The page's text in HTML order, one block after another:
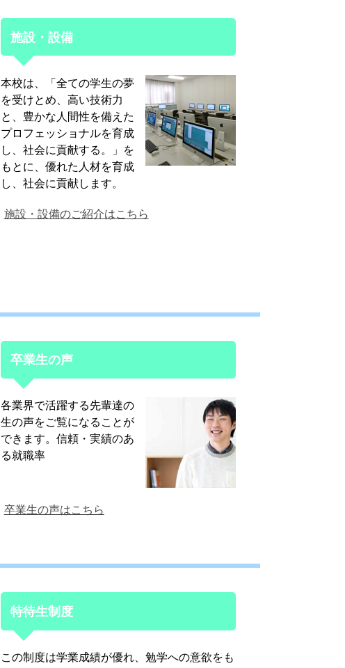
施設・設備
本校は、「全ての学生の夢
を受けとめ、高い技術力
と、豊かな人間性を備えた
プロフェッショナルを育成
し、社会に貢献する。」を
もとに、優れた人材を育成
し、社会に貢献します。
施設・設備のご紹介はこちら
卒業生の声
各業界で活躍する先輩達の
生の声をご覧になることが
できます。信頼・実績のあ
る就職率
卒業生の声はこちら
特待生制度
この制度は学業成績が優れ、勉学への意欲をも